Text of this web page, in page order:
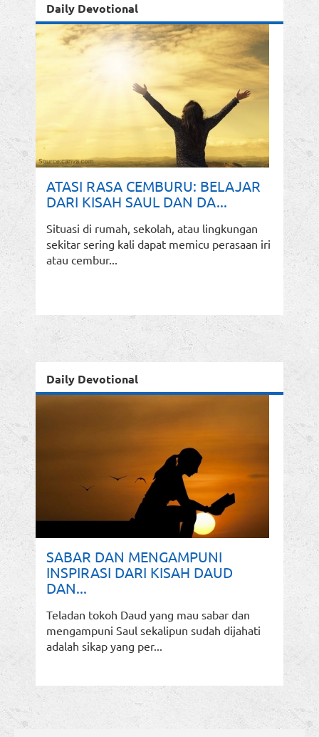
Daily Devotional
ATASI RASA CEMBURU: BELAJAR
DARI KISAH SAUL DAN DA...
Situasi di rumah, sekolah, atau lingkungan
sekitar sering kali dapat memicu perasaan iri
atau cembur...
Daily Devotional
SABAR DAN MENGAMPUNI
INSPIRASI DARI KISAH DAUD
DAN...
Teladan tokoh Daud yang mau sabar dan
mengampuni Saul sekalipun sudah dijahati
adalah sikap yang per...